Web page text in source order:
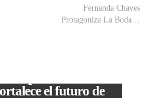
Fernanda Chaves
Protagoniza La Boda…
el futuro de